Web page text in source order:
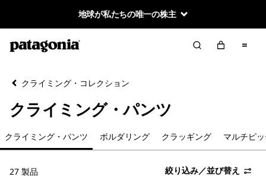
地球が私たちの唯一の株主
絞り込み／並び替え
絞り込み
カテゴリー
新着製品
メンズ
ウィメンズ
クライミング・コレクション
クライミング・パンツ
クライミング・パンツ ボルダリング クラッギング マルチピ
27 製品 絞り込み／並び替え